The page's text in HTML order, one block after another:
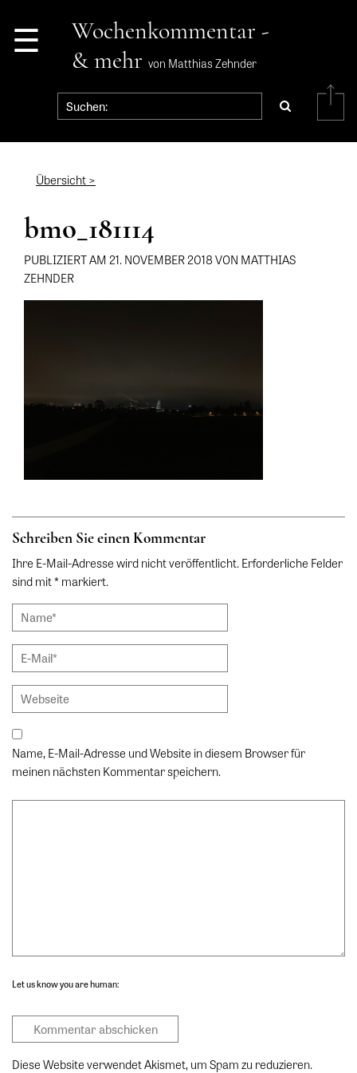
☰
Wochenkommentar -
& mehr von Matthias Zehnder
Übersicht >
bmo_181114
PUBLIZIERT AM 21. NOVEMBER 2018 VON MATTHIAS
ZEHNDER
Schreiben Sie einen Kommentar
Ihre E-Mail-Adresse wird nicht veröffentlicht. Erforderliche Felder
sind mit * markiert.
Name, E-Mail-Adresse und Website in diesem Browser für
meinen nächsten Kommentar speichern.
Let us know you are human:
Diese Website verwendet Akismet, um Spam zu reduzieren.